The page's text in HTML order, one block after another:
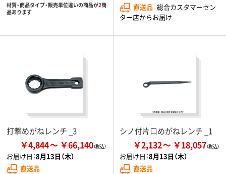
材質・商品タイプ・販売単位違いの商品が2商
品あります
直送品 総合カスタマーセン
ター店からお届け
打撃めがねレンチ _3
￥4,844 ￥66,140
お届け日：8月13日（木）
直送品
シノ付片口めがねレンチ _1
￥2,132 ￥18,057
お届け日：8月13日（木）
直送品